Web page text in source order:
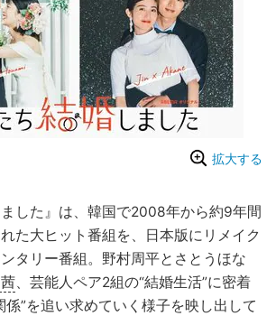
拡大する
した』は、韓国で2008年から約9年間
た大ヒット番組を、日本版にリメイク
タリー番組。野村周平とさとうほな
、芸能人ペア2組の“結婚生活”に密着
係”を追い求めていく様子を映し出して